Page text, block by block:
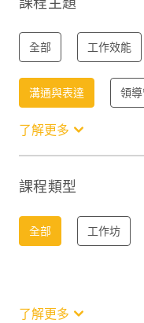
報名
文章
全部 工作效能
溝通與表達 領
服務
了解更多
課程類型
全部 工作坊
了解更多